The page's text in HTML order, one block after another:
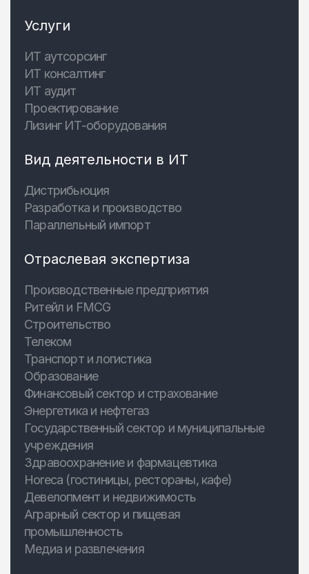
Услуги
ИТ аутсорсинг
ИТ консалтинг
ИТ аудит
Проектирование
Лизинг ИТ-оборудования
Вид деятельности в ИТ
Дистрибьюция
Разработка и производство
Параллельный импорт
Отраслевая экспертиза
Производственные предприятия
Ритейл и FMCG
Строительство
Телеком
Транспорт и логистика
Образование
Финансовый сектор и страхование
Энергетика и нефтегаз
Государственный сектор и муниципальные
учреждения
Здравоохранение и фармацевтика
Horeca (гостиницы, рестораны, кафе)
Девелопмент и недвижимость
Аграрный сектор и пищевая
промышленность
Медиа и развлечения